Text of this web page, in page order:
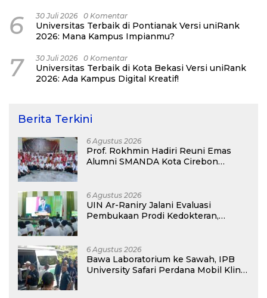
6 30 Juli 2026 0 Komentar
Universitas Terbaik di Pontianak Versi uniRank
2026: Mana Kampus Impianmu?
7 30 Juli 2026 0 Komentar
Universitas Terbaik di Kota Bekasi Versi uniRank
2026: Ada Kampus Digital Kreatif!
Berita Terkini
6 Agustus 2026
Prof. Rokhmin Hadiri Reuni Emas
Alumni SMANDA Kota Cirebon
6 Agustus 2026
UIN Ar-Raniry Jalani Evaluasi
Pembukaan Prodi Kedokteran,
6 Agustus 2026
Bawa Laboratorium ke Sawah, IPB
University Safari Perdana Mobil Klinik